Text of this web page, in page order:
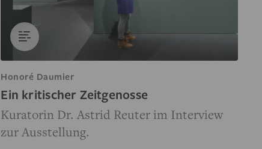
Honoré Daumier
Ein kritischer Zeitgenosse
Kuratorin Dr. Astrid Reuter im Interview
zur Ausstellung.